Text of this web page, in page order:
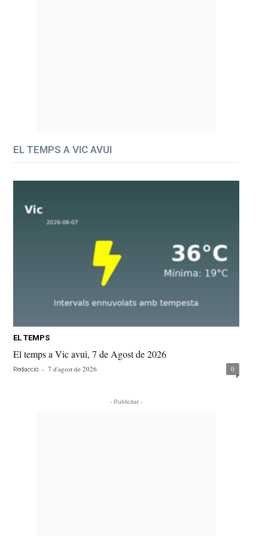
EL TEMPS A VIC AVUI
EL TEMPS
El temps a Vic avui, 7 de Agost de 2026
Redacció - 7 d'agost de 2026 0
- Publicitat -